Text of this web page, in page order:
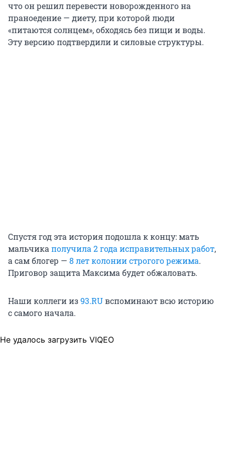
что он решил перевести новорожденного на
праноедение — диету, при которой люди
«питаются солнцем», обходясь без пищи и воды.
Эту версию подтвердили и силовые структуры.
Спустя год эта история подошла к концу: мать
мальчикаполучила 2 года исправительных работ,
а сам блогер — 8 лет колонии строгого режима.
Приговор защита Максима будет обжаловать.
Наши коллеги из93.RUвспоминают всю историю
с самого начала.
Не удалось загрузить VIQEO